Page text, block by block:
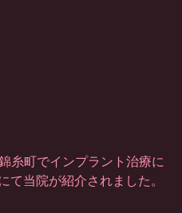
糸町でインプラント治療に
当院が紹介されました。